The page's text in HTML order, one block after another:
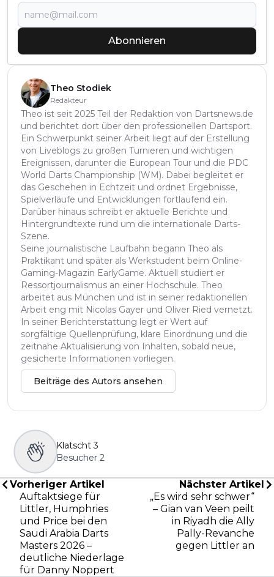
Abonnieren
Theo Stodiek
Redakteur
Theo ist seit 2025 Teil der Redaktion von Dartsnews.de
und berichtet dort über den professionellen Dartsport.
Ein Schwerpunkt seiner Arbeit liegt auf der Erstellung
von Liveblogs zu großen Turnieren und wichtigen
Ereignissen, darunter die European Tour und die PDC
World Darts Championship (WM). Dabei begleitet er
das Geschehen in Echtzeit und ordnet Ergebnisse,
Spielverläufe und Entwicklungen fortlaufend ein.
Darüber hinaus schreibt er aktuelle Berichte und
Hintergrundtexte rund um die internationale Darts-
Szene.
Seine journalistische Laufbahn begann Theo als
Praktikant und später als Werkstudent beim Online-
Gaming-Magazin EarlyGame. Aktuell studiert er
Ressortjournalismus an einer Hochschule. Theo
arbeitet aus München und ist in seiner redaktionellen
Arbeit eng mit Nicolas Gayer und Oliver Ried vernetzt.
In seiner Berichterstattung legt er Wert auf
sorgfältige Quellenprüfung, klare Einordnung und die
zeitnahe Aktualisierung von Inhalten, sobald neue,
gesicherte Informationen vorliegen.
Beiträge des Autors ansehen
Klatscht 3
Besucher 2
Vorheriger Artikel
Auftaktsiege für
Littler, Humphries
und Price bei den
Saudi Arabia Darts
Masters 2026 –
deutliche Niederlage
für Danny Noppert
Nächster Artikel
„Es wird sehr schwer“
– Gian van Veen peilt
in Riyadh die Ally
Pally-Revanche
gegen Littler an